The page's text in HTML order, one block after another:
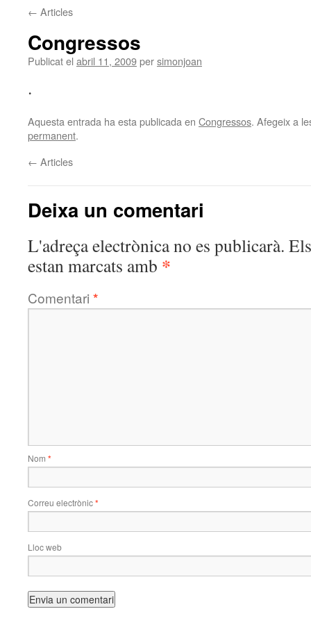
← Articles
Congressos
Publicat el abril 11, 2009persimonjoan
.
Aquesta entrada ha esta publicada en Congressos. Afegeix a
permanent.
← Articles
Deixa un comentari
L'adreça electrònica no es publicarà.
estan marcats amb *
Comentari *
Nom *
Correu electrònic*
Lloc web